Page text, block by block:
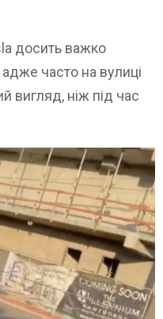
досить важко
часто на вулиці
вигляд, ніж під час